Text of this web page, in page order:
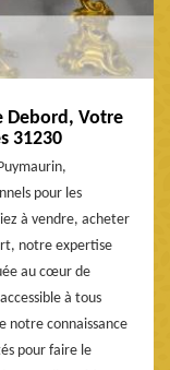
Votre
31230
pour les
à vendre, acheter
notre expertise
au cœur de
à tous
notre connaissance
pour faire le